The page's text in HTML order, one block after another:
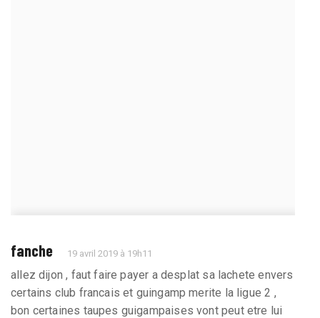
fanche 19 avril 2019 à 19h11
allez dijon , faut faire payer a desplat sa lachete envers
certains club francais et guingamp merite la ligue 2 ,
bon certaines taupes guigampaises vont peut etre lui